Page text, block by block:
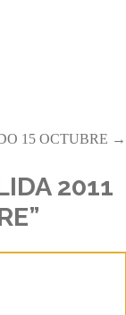
15 OCTUBRE →
2011